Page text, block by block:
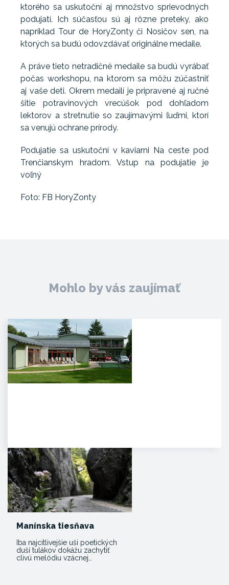
ktorého sa uskutoční aj množstvo sprievodných
podujatí. Ich súčasťou sú aj rôzne preteky, ako
napríklad Tour de HoryZonty či Nosičov sen, na
ktorých sa budú odovzdávať originálne medaile.
A práve tieto netradičné medaile sa budú vyrábať
počas workshopu, na ktorom sa môžu zúčastniť
aj vaše deti. Okrem medailí je pripravené aj ručné
šitie potravinových vrecúšok pod dohľadom
lektorov a stretnutie so zaujímavými ľuďmi, ktorí
sa venujú ochrane prírody.
Podujatie sa uskutoční v kaviarni Na ceste pod
Trenčianskym hradom. Vstup na podujatie je
voľný
Foto: FB HoryZonty
Mohlo by vás zaujímať
Manínska tiesňava
Iba najcitlivejšie uši poetických
duší tulákov dokážu zachytiť
clivú melódiu vzácnej…